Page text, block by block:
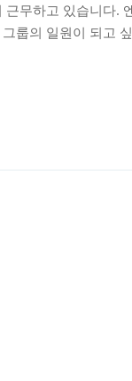
무하고 있습니다.
룹의 일원이 되고